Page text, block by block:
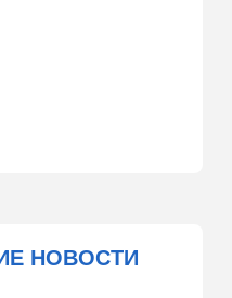
НОВОСТИ